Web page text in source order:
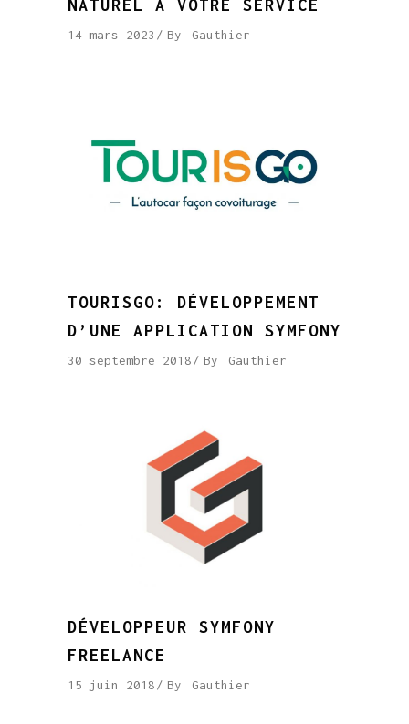
NATUREL À VOTRE SERVICE
14 mars 2023 By Gauthier
TOURISGO: DÉVELOPPEMENT
D’UNE APPLICATION SYMFONY
30 septembre 2018 By Gauthier
DÉVELOPPEUR SYMFONY
FREELANCE
15 juin 2018 By Gauthier